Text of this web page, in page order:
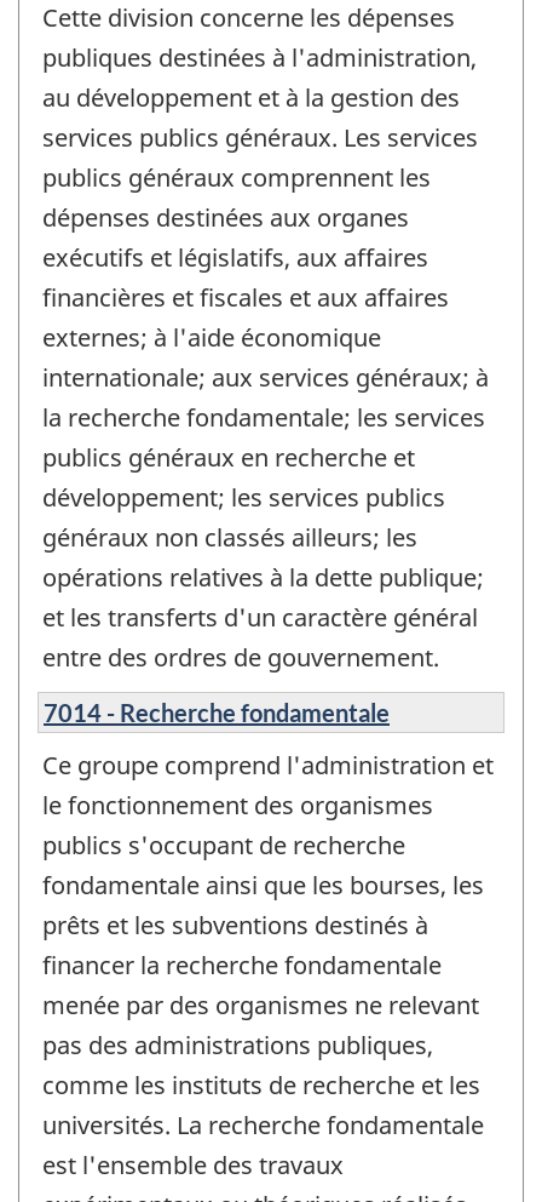
Cette division concerne les dépenses
publiques destinées à l'administration,
au développement et à la gestion des
services publics généraux. Les services
publics généraux comprennent les
dépenses destinées aux organes
exécutifs et législatifs, aux affaires
financières et fiscales et aux affaires
externes; à l'aide économique
internationale; aux services généraux; à
la recherche fondamentale; les services
publics généraux en recherche et
développement; les services publics
généraux non classés ailleurs; les
opérations relatives à la dette publique;
et les transferts d'un caractère général
entre des ordres de gouvernement.
7014 - Recherche fondamentale
Ce groupe comprend l'administration et
le fonctionnement des organismes
publics s'occupant de recherche
fondamentale ainsi que les bourses, les
prêts et les subventions destinés à
financer la recherche fondamentale
menée par des organismes ne relevant
pas des administrations publiques,
comme les instituts de recherche et les
universités. La recherche fondamentale
est l'ensemble des travaux